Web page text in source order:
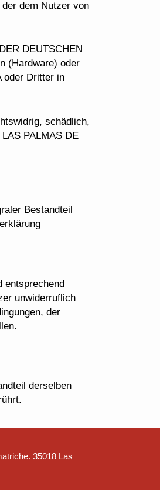
dem Nutzer von
DEUTSCHEN
(Hardware) oder
oder Dritter in
schädlich,
PALMAS DE
Bestandteil
entsprechend
unwiderruflich
der
derselben
35018 Las